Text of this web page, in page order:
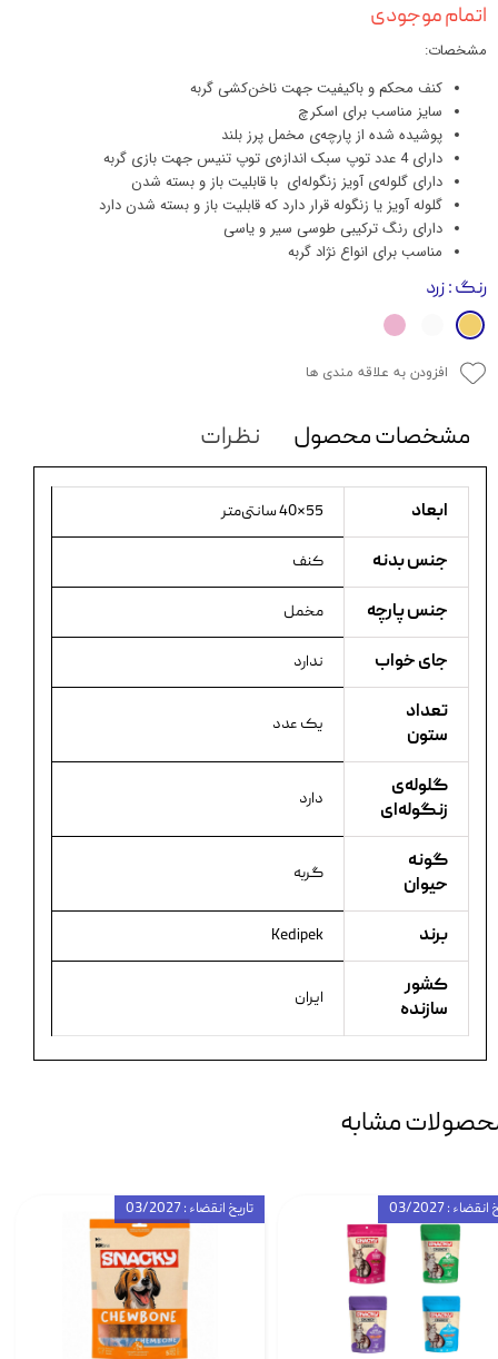
اتمام موجودی
مشخصات:
کنف محکم و باکیفیت جهت ناخن‌کشی گربه
سایز مناسب برای اسکرچ
پوشیده شده از پارچه‌ی مخمل پرز بلند
دارای 4 عدد توپ سبک اندازه‌ی توپ تنیس جهت بازی گربه
دارای گلوله‌ی آویز زنگوله‌ای با قابلیت باز و بسته شدن
گلوله آويز يا زنگوله قرار دارد كه قابليت باز و بسته شدن دارد
دارای رنگ ترکیبی طوسی سیر و یاسی
مناسب برای انواع نژاد گربه
رنگ: زرد
افزودن به علاقه مندی ها
مشخصات محصول نظرات
ابعاد 55×40 سانتی‌متر
جنس بدنه کنف
جنس پارچه مخمل
جای خواب ندارد
تعداد
ستون
یک عدد
گلوله‌ی
زنگوله‌ای
دارد
گونه
حیوان
گربه
برند Kedipek
کشور
سازنده
ایران
مشابه
تاریخ انقضاء : 03/2027 : 03/2027